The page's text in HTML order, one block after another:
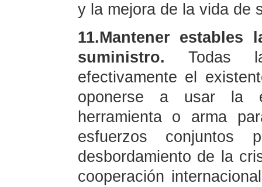
y la mejora de la vida de
11.Mantener
suministro. Todas
efectivamente el
oponerse a usar la
herramienta o arma
esfuerzos
desbordamiento de la
cooperación